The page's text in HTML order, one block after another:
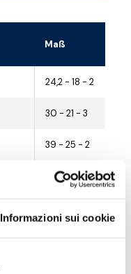
Informazioni sui cookie
Maß
24,2 - 18 - 2
30 - 21 - 3
39 - 25 - 2
45 - 33,3 - 2